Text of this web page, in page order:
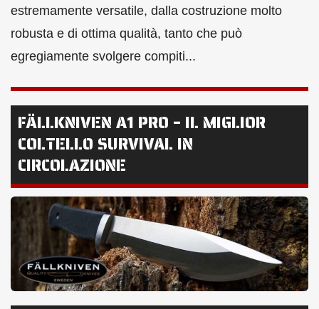
estremamente versatile, dalla costruzione molto
robusta e di ottima qualità, tanto che può
egregiamente svolgere compiti...
FÄLLKNIVEN A1 PRO – IL MIGLIOR
COLTELLO SURVIVAL IN
CIRCOLAZIONE